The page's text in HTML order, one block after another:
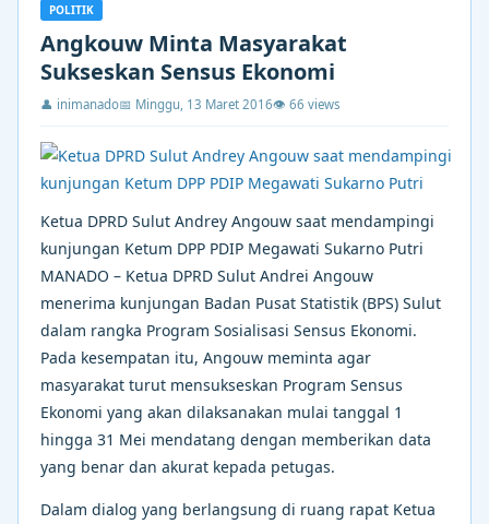
POLITIK
Angkouw Minta Masyarakat
Sukseskan Sensus Ekonomi
👤 inimanado📅 Minggu, 13 Maret 2016👁 66 views
Ketua DPRD Sulut Andrey Angouw saat mendampingi
kunjungan Ketum DPP PDIP Megawati Sukarno Putri
MANADO – Ketua DPRD Sulut Andrei Angouw
menerima kunjungan Badan Pusat Statistik (BPS) Sulut
dalam rangka Program Sosialisasi Sensus Ekonomi.
Pada kesempatan itu, Angouw meminta agar
masyarakat turut mensukseskan Program Sensus
Ekonomi yang akan dilaksanakan mulai tanggal 1
hingga 31 Mei mendatang dengan memberikan data
yang benar dan akurat kepada petugas.
Dalam dialog yang berlangsung di ruang rapat Ketua